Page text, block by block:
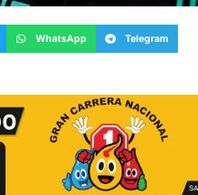
WhatsApp Telegram